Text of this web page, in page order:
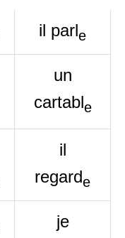
il parle
un
cartable
il
regarde
je